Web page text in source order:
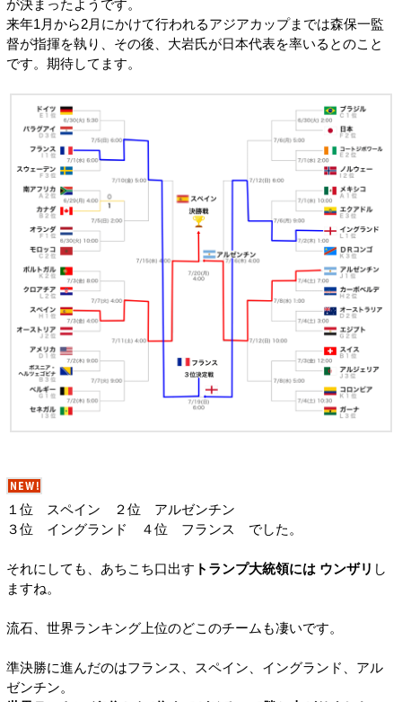
が決まったようです。
来年1月から2月にかけて行われるアジアカップまでは森保一監
督が指揮を執り、その後、大岩氏が日本代表を率いるとのこと
です。期待してます。
１位 スペイン ２位 アルゼンチン
３位 イングランド ４位 フランス でした。
それにしても、あちこち口出す トランプ大統領には ウンザリ し
ますね。
流石、世界ランキング上位のどこのチームも凄いです。
準決勝に進んだのはフランス、スペイン、イングランド、アル
ゼンチン。